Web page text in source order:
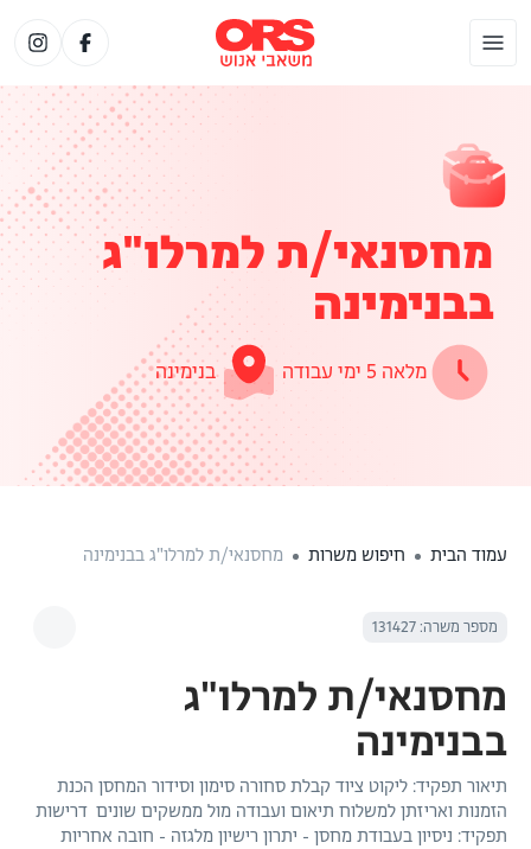
מחסנאי/ת למרלו"ג
בבנימינה
מלאה 5 ימי עבודה בנימינה
עמוד הבית חיפוש משרות מחסנאי/ת למרלו"ג בבנימינה
מספר משרה: 131427
מחסנאי/ת למרלו"ג
בבנימינה
תיאור תפקיד: ליקוט ציוד קבלת סחורה סימון וסידור המחסן הכנת
הזמנות ואריזתן למשלוח תיאום ועבודה מול ממשקים שונים דרישות
תפקיד: ניסיון בעבודת מחסן - יתרון רישיון מלגזה - חובה אחריות